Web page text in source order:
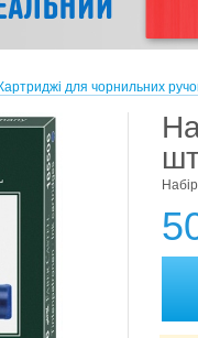
Картриджі для чорнильних